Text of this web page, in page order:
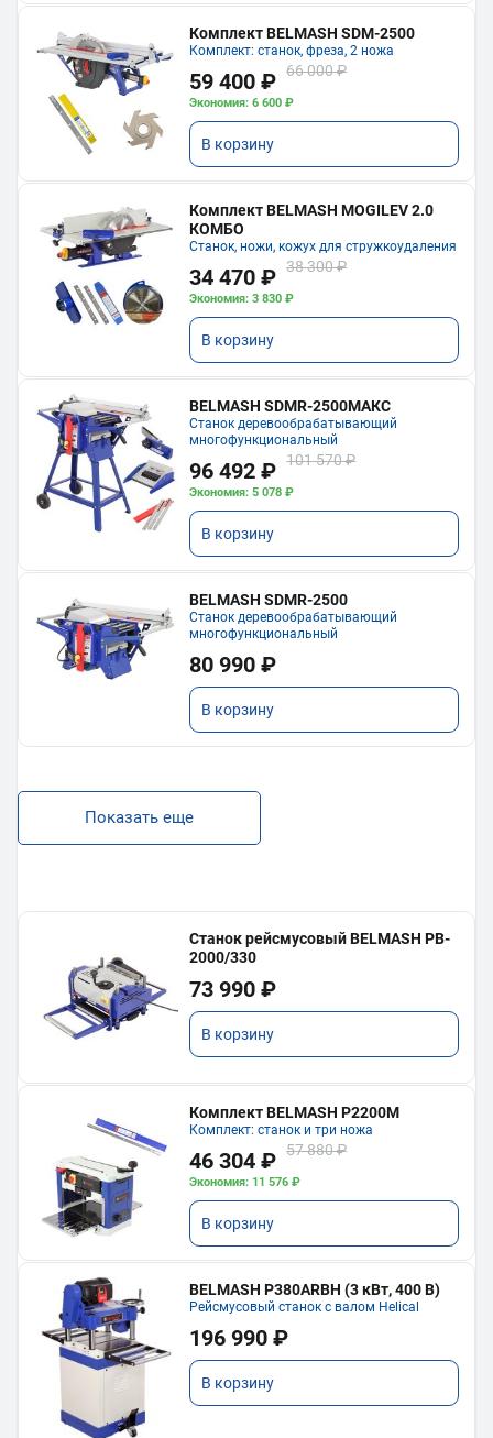
Комплект BELMASH SDM-2500
Комплект: станок, фреза, 2 ножа
59 400 ₽ 66 000 ₽
Экономия: 6 600 ₽
В корзину
Комплект BELMASH MOGILEV 2.0
КОМБО
Станок, ножи, кожух для стружкоудаления
34 470 ₽ 38 300 ₽
Экономия: 3 830 ₽
В корзину
BELMASH SDMR-2500МАКС
Станок деревообрабатывающий
многофункциональный
96 492 ₽ 101 570 ₽
Экономия: 5 078 ₽
В корзину
BELMASH SDMR-2500
Станок деревообрабатывающий
многофункциональный
80 990 ₽
В корзину
Показать еще
Станок рейсмусовый BELMASH PB-
2000/330
73 990 ₽
В корзину
Комплект BELMASH P2200M
Комплект: станок и три ножа
46 304 ₽ 57 880 ₽
Экономия: 11 576 ₽
В корзину
BELMASH P380ARBH (3 кВт, 400 В)
Рейсмусовый станок с валом Helical
196 990 ₽
В корзину